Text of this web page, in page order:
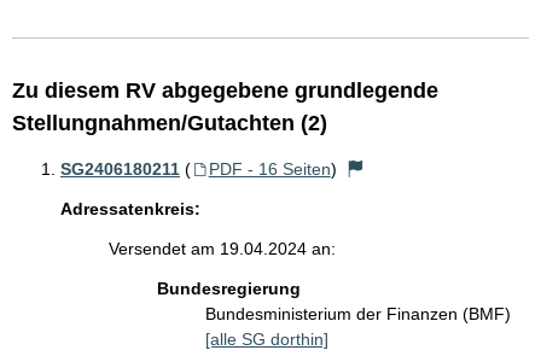
Zu diesem RV abgegebene grundlegende
Stellungnahmen/Gutachten (2)
SG2406180211 ( PDF - 16 Seiten)
Adressatenkreis:
Versendet am 19.04.2024 an:
Bundesregierung
Bundesministerium der Finanzen (BMF)
[alle SG dorthin]